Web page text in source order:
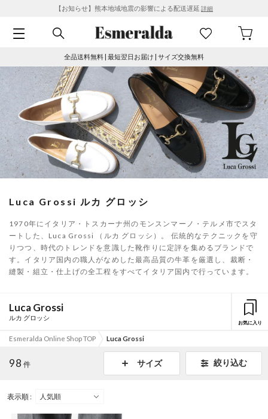
【お知らせ】熊本地域地震の影響による配送遅延 詳細
全品送料無料 | 最短翌日お届け | サイズ交換無料
Luca Grossi ルカ グロッシ
1970年にイタリア・トスカーナ州のモンスンマーノ・テルメ市でスタ
ートした、Luca Grossi （ルカ グロッシ）。 伝統的なテクニックを守
りつつ、時代のトレンドを意識した靴作りに定評を集めるブランドで
す。イタリア国内の職人がなめした最高品質の牛革を厳選し、裁断・
縫製・組立・仕上げの全工程をすべてイタリア国内で行っています。
Luca Grossi
ルカ グロッシ
お気に入り
Esmeralda Online Shop TOP Luca Grossi
98 件 サイズ 絞り込む
表示順 :